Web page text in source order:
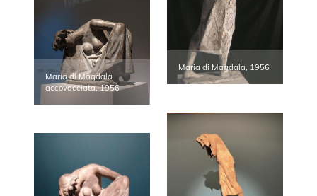
Maria di Magdala
accovacciata, 1956
Maria di Magdala, 1956